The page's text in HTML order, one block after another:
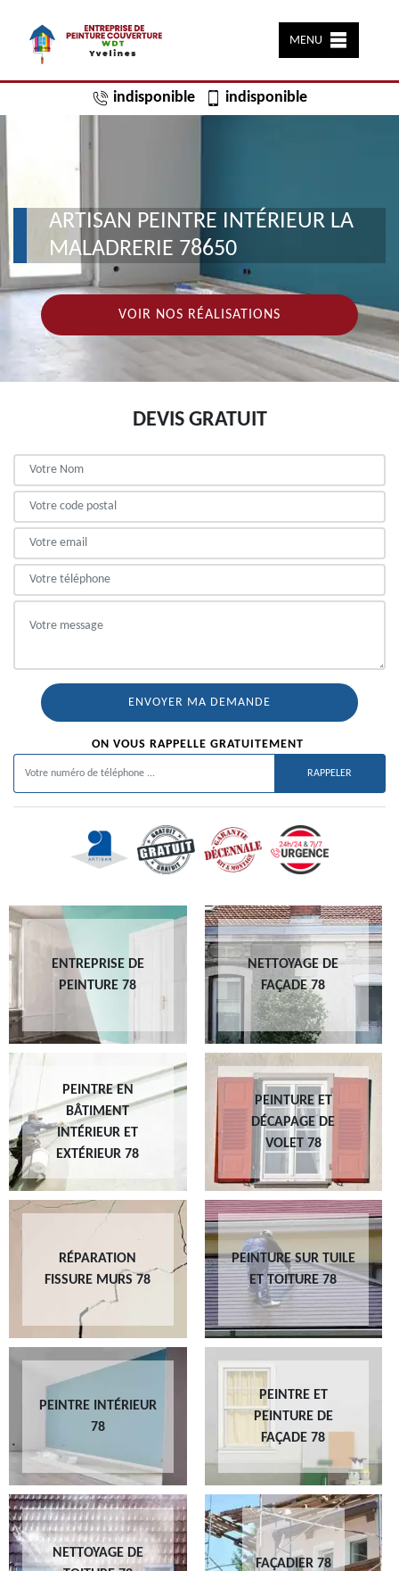
MENU
indisponible indisponible
ARTISAN PEINTRE INTÉRIEUR LA
MALADRERIE 78650
VOIR NOS RÉALISATIONS
DEVIS GRATUIT
ON VOUS RAPPELLE GRATUITEMENT
ENTREPRISE DE
PEINTURE 78
NETTOYAGE DE
FAÇADE 78
PEINTRE EN
BÂTIMENT
INTÉRIEUR ET
EXTÉRIEUR 78
PEINTURE ET
DÉCAPAGE DE
VOLET 78
RÉPARATION
FISSURE MURS 78
PEINTURE SUR TUILE
ET TOITURE 78
PEINTRE INTÉRIEUR
78
PEINTRE ET
PEINTURE DE
FAÇADE 78
NETTOYAGE DE
FAÇADIER 78